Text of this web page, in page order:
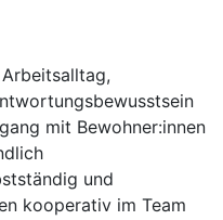
mit Bewohner:innen
und
kooperativ im Team